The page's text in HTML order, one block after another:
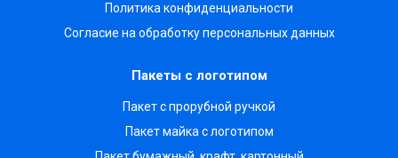
Политика конфиденциальности
Согласие на обработку персональных данных
Пакеты с логотипом
Пакет с прорубной ручкой
Пакет майка с логотипом